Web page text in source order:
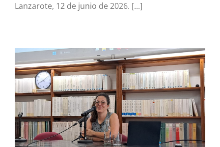
Lanzarote, 12 de junio de 2026. [...]